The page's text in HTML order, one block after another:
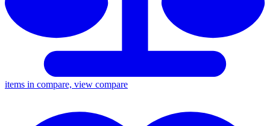
items in compare, view compare